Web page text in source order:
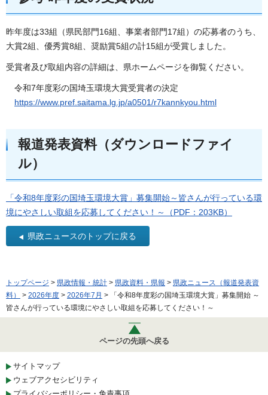
昨年度は33組（県民部門16組、事業者部門17組）の応募者のうち、
大賞2組、優秀賞8組、奨励賞5組の計15組が受賞しました。
受賞者及び取組内容の詳細は、県ホームページを御覧ください。
令和7年度彩の国埼玉環境大賞受賞者の決定
https://www.pref.saitama.lg.jp/a0501/r7kannkyou.html
報道発表資料（ダウンロードファイ
ル）
「令和8年度彩の国埼玉環境大賞」募集開始～皆さんが行っている環
境にやさしい取組を応募してください！～（PDF：203KB）
県政ニュースのトップに戻る
トップページ > 県政情報・統計 > 県政資料・県報 > 県政ニュース（報道発表資
料）
> 2026年度 > 2026年7月 > 「令和8年度彩の国埼玉環境大賞」募集開始 ～
皆さんが行っている環境にやさしい取組を応募してください！～
ページの先頭へ戻る
サイトマップ
ウェブアクセシビリティ